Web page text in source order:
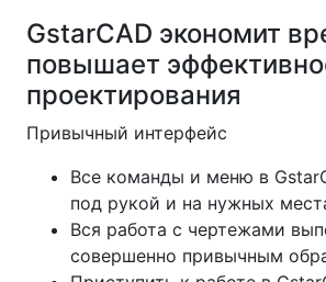
GstarCAD экономит
повышает
проектирования
Привычный интерфейс
Все команды и меню в
под рукой и на нужных
Вся работа с чертежами
совершенно привычным